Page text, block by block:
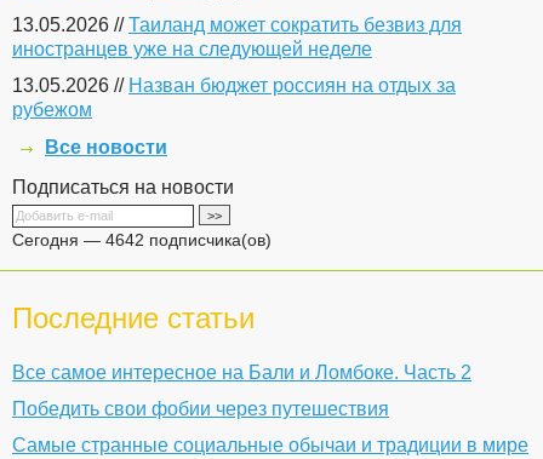
13.05.2026 //Таиланд может сократить безвиз для
иностранцев уже на следующей неделе
13.05.2026 // Назван бюджет россиян на отдых за
рубежом
Все новости
Подписаться на новости
Сегодня — 4642 подписчика(ов)
Последние статьи
Все самое интересное на Бали и Ломбоке. Часть 2
Победить свои фобии через путешествия
Самые странные социальные обычаи и традиции в мире